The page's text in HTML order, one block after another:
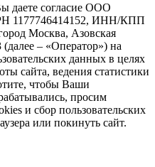
даете согласие ООО
1177746414152, ИНН/КПП
Москва, Азовская
– «Оператор») на
данных в целях
сайта, ведения статистики
чтобы Ваши
просим
и сбор пользовательских
или покинуть сайт.